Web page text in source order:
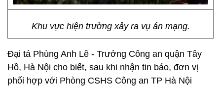
Khu vực hiện trường xảy ra vụ án mạng.
Đại tá Phùng Anh Lê - Trưởng Công an quận Tây
Hồ, Hà Nội cho biết, sau khi nhận tin báo, đơn vị
phối hợp với Phòng CSHS Công an TP Hà Nội